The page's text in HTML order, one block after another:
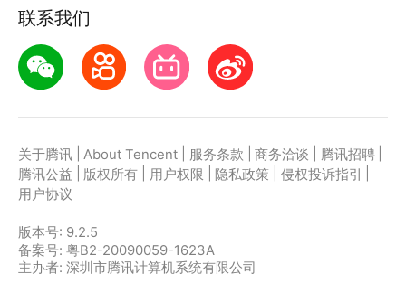
联系我们
关于腾讯 About Tencent 服务条款 商务洽谈 腾讯招聘
腾讯公益
版权所有 用户权限 隐私政策 侵权投诉指引
用户协议
版本号: 9.2.5
备案号: 粤B2-20090059-1623A
主办者: 深圳市腾讯计算机系统有限公司